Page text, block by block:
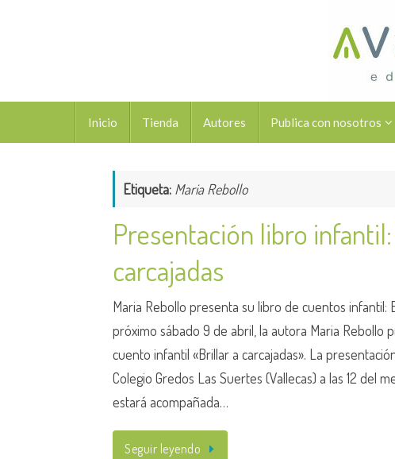
contenido
Inicio Tienda Autores Publica con nosotros
Etiqueta: Maria Rebollo
Presentación libro
carcajadas
Maria Rebollo presenta su libro de cuentos infantil:
próximo sábado 9 de abril, la autora Maria Rebollo
cuento infantil «Brillar a carcajadas». La
Colegio Gredos Las Suertes (Vallecas) a las 12 del
estará acompañada…
Seguir leyendo